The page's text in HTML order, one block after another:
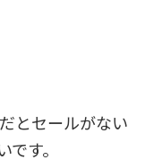
とセールがない
す。